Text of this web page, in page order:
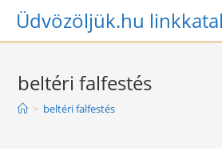
SkipÜdvözöljük.hu
beltéri falfestés
> beltéri falfestés